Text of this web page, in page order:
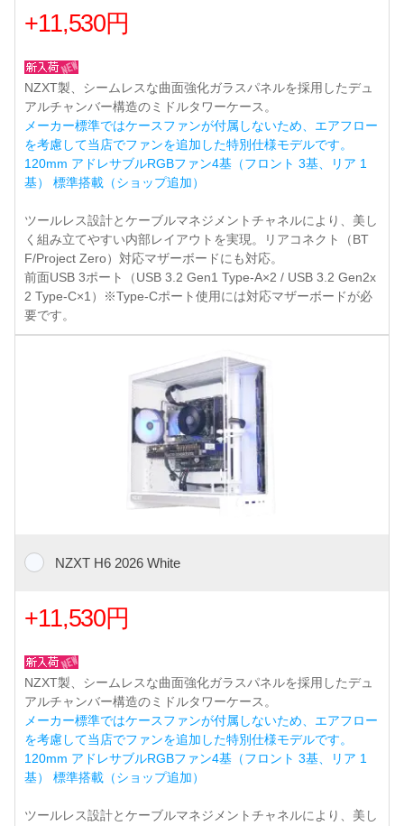
+11,530円
NZXT製、シームレスな曲面強化ガラスパネルを採用したデュ
アルチャンバー構造のミドルタワーケース。
メーカー標準ではケースファンが付属しないため、エアフロー
を考慮して当店でファンを追加した特別仕様モデルです。
120mm アドレサブルRGBファン4基（フロント 3基、リア 1
基） 標準搭載（ショップ追加）
ツールレス設計とケーブルマネジメントチャネルにより、美し
く組み立てやすい内部レイアウトを実現。リアコネクト（BT
F/Project Zero）対応マザーボードにも対応。
前面USB 3ポート（USB 3.2 Gen1 Type-A×2 / USB 3.2 Gen2x
2 Type-C×1）※Type-Cポート使用には対応マザーボードが必
要です。
NZXT H6 2026 White
+11,530円
NZXT製、シームレスな曲面強化ガラスパネルを採用したデュ
アルチャンバー構造のミドルタワーケース。
メーカー標準ではケースファンが付属しないため、エアフロー
を考慮して当店でファンを追加した特別仕様モデルです。
120mm アドレサブルRGBファン4基（フロント 3基、リア 1
基） 標準搭載（ショップ追加）
ツールレス設計とケーブルマネジメントチャネルにより、美し